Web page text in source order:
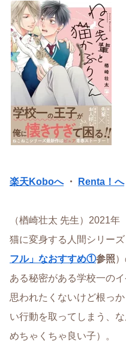
楽天Koboへ・ Renta！へ
（楢崎壮太 先生）2021年
猫に変身する人間シリー
フル」なおすすめ①参照
ある秘密がある学校一の
思われたくないけど根っ
い行動を取ってしまう、
めちゃくちゃ良い子）。